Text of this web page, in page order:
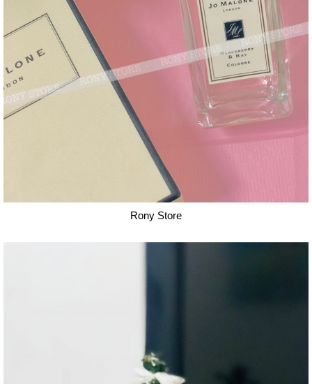
Rony Store